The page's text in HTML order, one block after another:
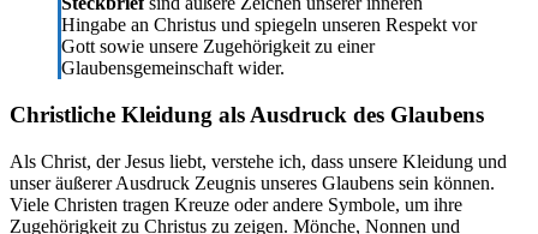
Hingabe an Christus und spiegeln unseren Respekt vor
Gott sowie unsere Zugehörigkeit zu einer
Glaubensgemeinschaft wider.
Christliche Kleidung als Ausdruck des Glaubens
Als Christ, der Jesus liebt, verstehe ich, dass unsere Kleidung und
unser äußerer Ausdruck Zeugnis unseres Glaubens sein können.
Viele Christen tragen Kreuze oder andere Symbole, um ihre
Zugehörigkeit zu Christus zu zeigen. Mönche, Nonnen und